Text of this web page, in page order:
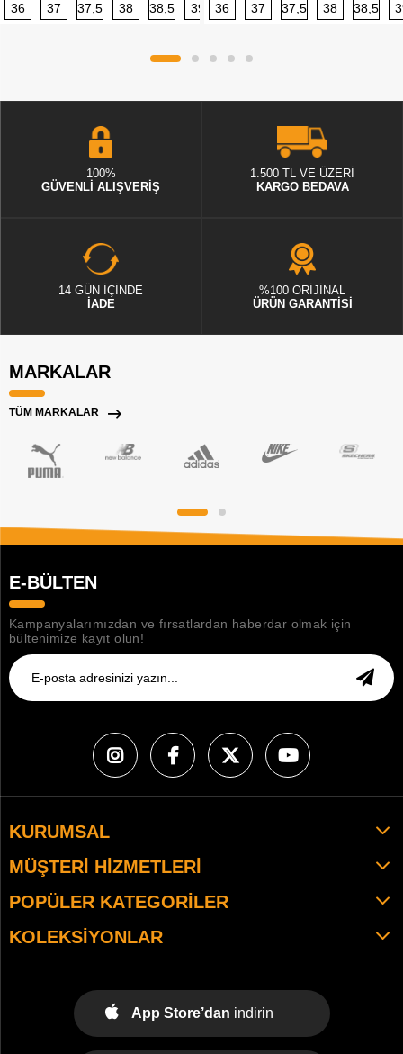
36 37 37,5 38 38,5 39 40 40,5 41 42 42,5
36 37 37,5 38 38,5
100%
GÜVENLİ ALIŞVERİŞ
1.500 TL VE ÜZERİ
KARGO BEDAVA
14 GÜN İÇİNDE
İADE
%100 ORİJİNAL
ÜRÜN GARANTİSİ
MARKALAR
TÜM MARKALAR
E-BÜLTEN
Kampanyalarımızdan ve fırsatlardan haberdar olmak için
bültenimize kayıt olun!
KURUMSAL
MÜŞTERI HIZMETLERI
POPÜLER KATEGORILER
KOLEKSIYONLAR
App Store’dan indirin